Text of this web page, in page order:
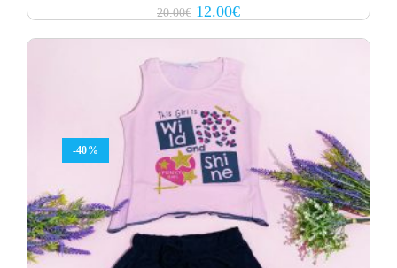
20.00€ Original
price
12.00€Current
price
-40%